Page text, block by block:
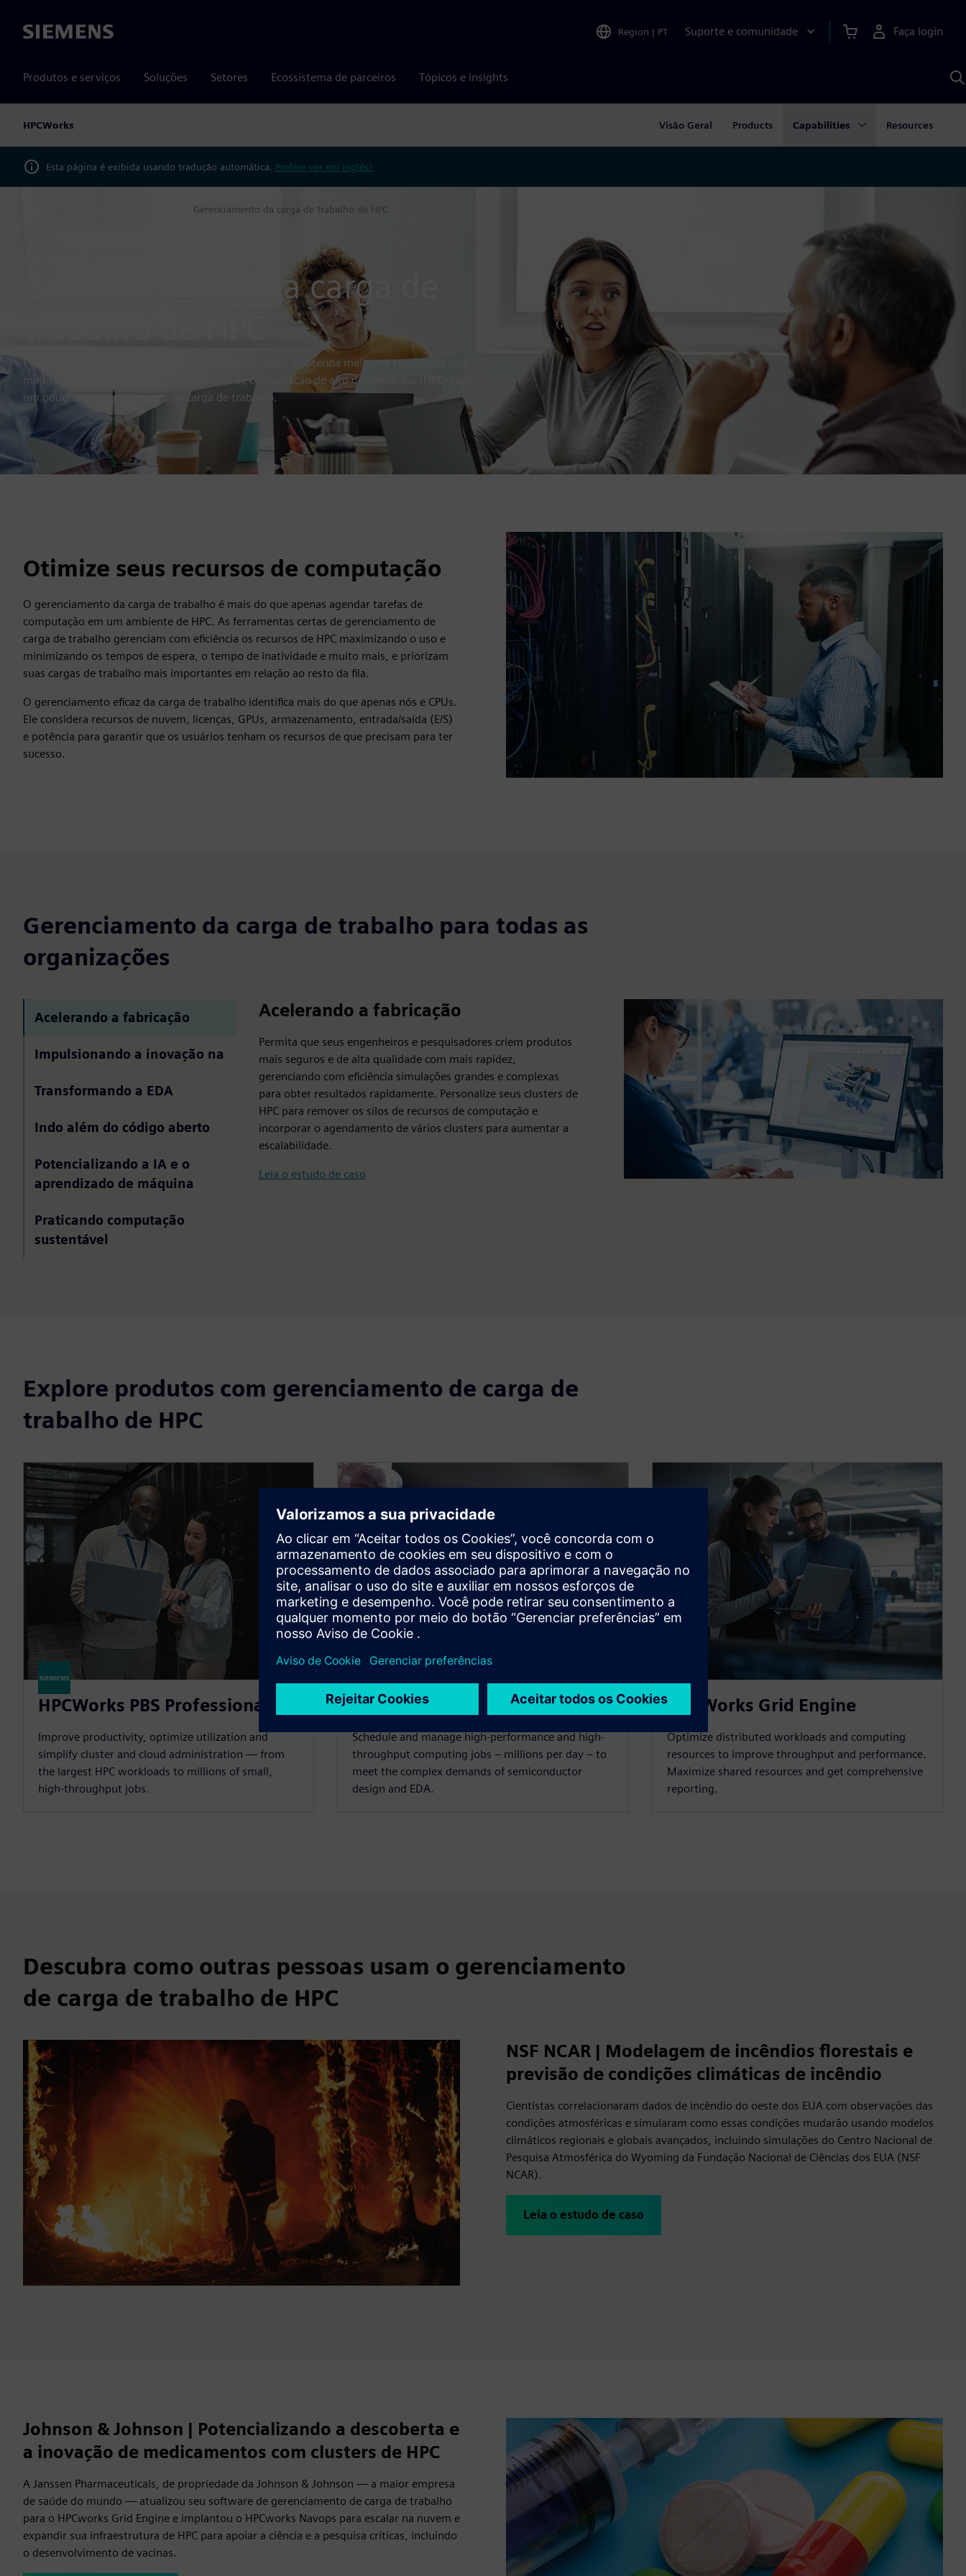
Siemens Region | PT Suporte e comunidade Faça login
Produtos e serviços Soluções Setores Ecossistema de parceiros Tópicos e insights
HPCWorks Visão Geral Products Capabilities Resources
Esta página é exibida usando tradução automática. Prefere ver em inglês?
Gerenciamento da carga de trabalho de HPC
Gerenciamento da carga de
Permita o agendamento de tarefas baseado em valor e obtenha melhores resultados com
mais rapidez
otimizando seus recursos de computação de alto desempenho (HPC) com
um poderoso gerenciamento de carga de trabalho.
Otimize seus recursos de computação
O gerenciamento da carga de trabalho é mais do que apenas agendar tarefas de
computação em um ambiente de HPC. As ferramentas certas de gerenciamento de
carga de trabalho gerenciam com eficiência os recursos de HPC maximizando o uso e
minimizando os tempos de espera, o tempo de inatividade e muito mais, e priorizam
suas cargas de trabalho mais importantes em relação ao resto da fila.
O gerenciamento eficaz da carga de trabalho identifica mais do que apenas nós e CPUs.
Ele considera recursos de nuvem, licenças, GPUs, armazenamento, entrada/saída (E/S)
e potência para garantir que os usuários tenham os recursos de que precisam para ter
sucesso.
Gerenciamento da carga de trabalho para todas as
organizações
Acelerando a fabricação
Impulsionando a inovação na
Transformando a EDA
Indo além do código aberto
Potencializando a IA e o
aprendizado de máquina
Praticando computação
sustentável
Acelerando a fabricação
Permita que seus engenheiros e pesquisadores criem produtos
mais seguros e de alta qualidade com mais rapidez,
gerenciando com eficiência simulações grandes e complexas
para obter resultados rapidamente. Personalize seus clusters de
HPC para remover os silos de recursos de computação e
incorporar o agendamento de vários clusters para aumentar a
escalabilidade.
Leia o estudo de caso
Explore produtos com gerenciamento de carga de
trabalho de HPC
HPCWorks PBS Professional
Improve productivity, optimize utilization and
simplify cluster and cloud administration — from
the largest HPC workloads to millions of small,
high-throughput jobs.
HPCWorks Velocity
Schedule and manage high-performance and high-
throughput computing jobs – millions per day – to
meet the complex demands of semiconductor
design and EDA.
HPCWorks Grid Engine
Optimize distributed workloads and computing
resources to improve throughput and performance.
Maximize shared resources and get comprehensive
reporting.
Descubra como outras pessoas usam o gerenciamento
de carga de trabalho de HPC
NSF NCAR | Modelagem de incêndios florestais e
previsão de condições climáticas de incêndio
Cientistas correlacionaram dados de incêndio do oeste dos EUA com observações das
condições atmosféricas e simularam como essas condições mudarão usando modelos
climáticos regionais e globais avançados, incluindo simulações do Centro Nacional de
Pesquisa Atmosférica do Wyoming da Fundação Nacional de Ciências dos EUA (NSF
NCAR).
Leia o estudo de caso
Johnson & Johnson | Potencializando a descoberta e
a inovação de medicamentos com clusters de HPC
A Janssen Pharmaceuticals, de propriedade da Johnson & Johnson — a maior empresa
de saúde do mundo — atualizou seu software de gerenciamento de carga de trabalho
para o HPCworks Grid Engine e implantou o HPCworks Navops para escalar na nuvem e
expandir sua infraestrutura de HPC para apoiar a ciência e a pesquisa críticas, incluindo
o desenvolvimento de vacinas.